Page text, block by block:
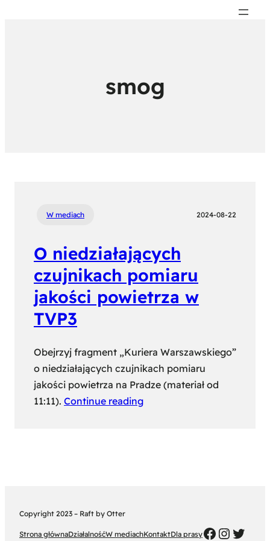
smog
W mediach 2024-08-22
O niedziałających
czujnikach pomiaru
jakości powietrza w
TVP3
Obejrzyj fragment „Kuriera Warszawskiego”
o niedziałających czujnikach pomiaru
jakości powietrza na Pradze (materiał od
11:11). Continue reading
Copyright 2023 – Raft by Otter
Strona głównaDziałalnośćW mediachKontaktDla prasyFB